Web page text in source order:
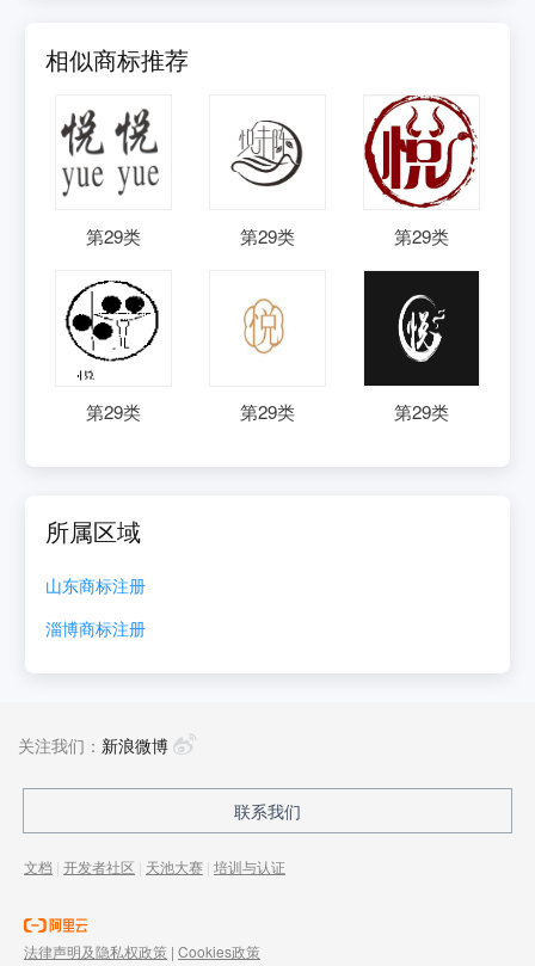
相似商标推荐
第29类 第29类 第29类
第29类 第29类 第29类
所属区域
山东商标注册
淄博商标注册